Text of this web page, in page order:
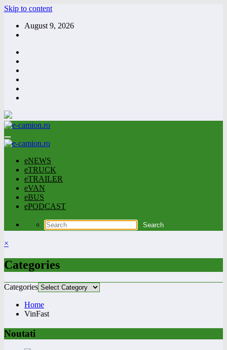
Skip to content
August 9, 2026
eNEWS
eTRUCK
eTRAILER
eVAN
eBUS
ePODCAST
×
Categories
Categories
Home
VinFast
Noutati